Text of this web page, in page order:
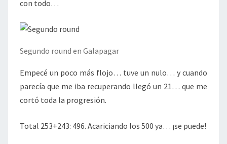
con todo…
Segundo round en Galapagar
Empecé un poco más flojo… tuve un nulo… y cuando
parecía que me iba recuperando llegó un 21… que me
cortó toda la progresión.
Total 253+243: 496. Acariciando los 500 ya… ¡se puede!